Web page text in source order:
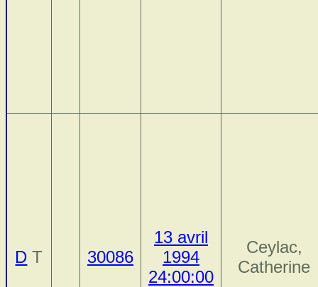
D T 30086
13 avril
1994
24:00:00
Ceylac,
Catherine